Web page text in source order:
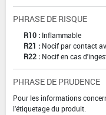
PHRASE DE RISQUE
R10 : Inflammable
R21 : Nocif par contact
R22 : Nocif en cas
PHRASE DE PRUDENCE
Pour les informations
l'étiquetage du produit.